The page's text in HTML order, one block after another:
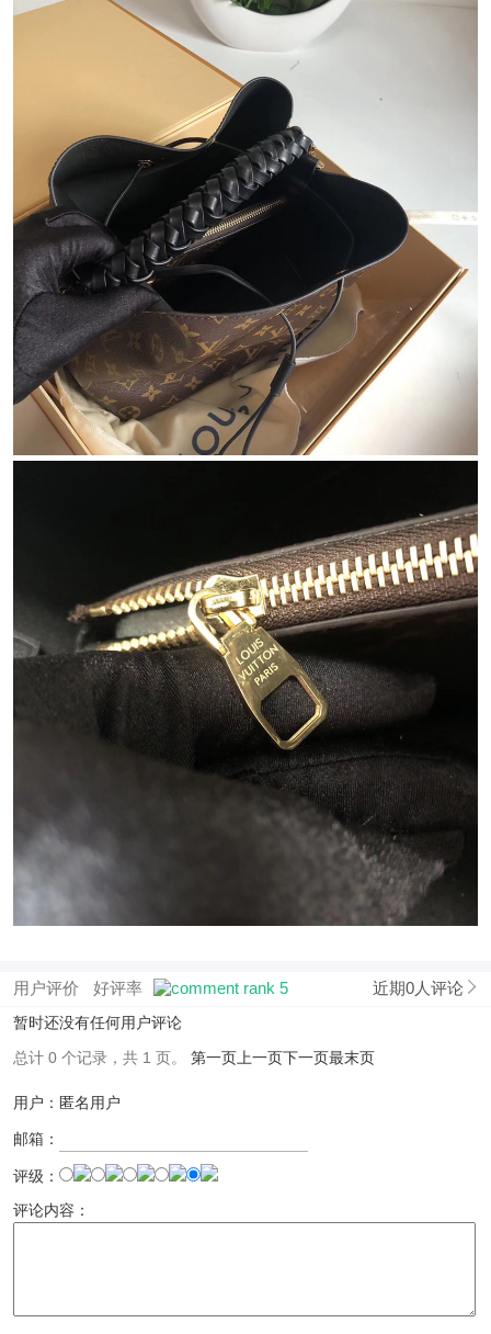
用户评价 好评率 近期0人评论
暂时还没有任何用户评论
总计 0 个记录，共 1 页。 第一页 上一页下一页最末页
用户：匿名用户
邮箱：
评级：
评论内容：